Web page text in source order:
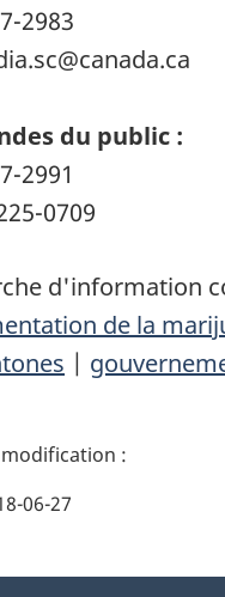
2983
du public :
2991
0709
d'information
de la
|
06-27